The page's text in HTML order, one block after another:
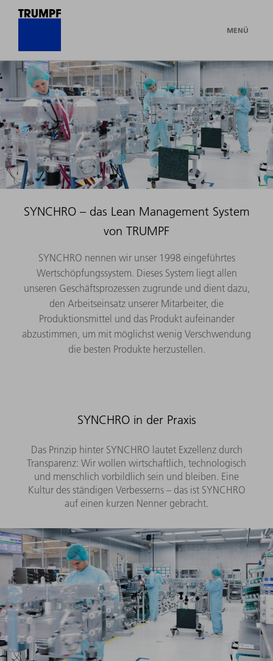
MENÜ
SYNCHRO – das Lean Management System
von TRUMPF
SYNCHRO nennen wir unser 1998 eingeführtes
Wertschöpfungssystem. Dieses System liegt allen
unseren Geschäftsprozessen zugrunde und dient dazu,
den Arbeitseinsatz unserer Mitarbeiter, die
Produktionsmittel und das Produkt aufeinander
abzustimmen, um mit möglichst wenig Verschwendung
die besten Produkte herzustellen.
SYNCHRO in der Praxis
Das Prinzip hinter SYNCHRO lautet Exzellenz durch
Transparenz: Wir wollen wirtschaftlich, technologisch
und menschlich vorbildlich sein und bleiben. Eine
Kultur des ständigen Verbesserns – das ist SYNCHRO
auf einen kurzen Nenner gebracht.